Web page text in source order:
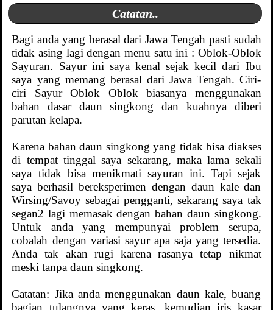
Catatan..
Bagi anda yang berasal dari Jawa Tengah pasti sudah
tidak asing lagi dengan menu satu ini : Oblok-Oblok
Sayuran. Sayur ini saya kenal sejak kecil dari Ibu
saya yang memang berasal dari Jawa Tengah. Ciri-
ciri Sayur Oblok Oblok biasanya menggunakan
bahan dasar daun singkong dan kuahnya diberi
parutan kelapa.
Karena bahan daun singkong yang tidak bisa diakses
di tempat tinggal saya sekarang, maka lama sekali
saya tidak bisa menikmati sayuran ini. Tapi sejak
saya berhasil bereksperimen dengan daun kale dan
Wirsing/Savoy sebagai pengganti, sekarang saya tak
segan2 lagi memasak dengan bahan daun singkong.
Untuk anda yang mempunyai problem serupa,
cobalah dengan variasi sayur apa saja yang tersedia.
Anda tak akan rugi karena rasanya tetap nikmat
meski tanpa daun singkong.
Catatan: Jika anda menggunakan daun kale, buang
bagian tulangnya yang keras, kemudian iris kasar